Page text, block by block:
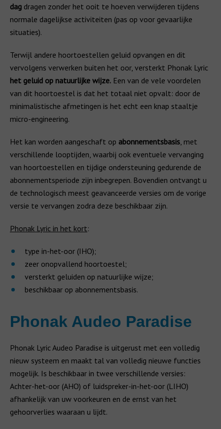
dag dragen zonder het ooit te hoeven verwijderen tijdens
normale dagelijkse activiteiten (pas op voor gevaarlijke
situaties).
Terwijl andere hoortoestellen geluid opvangen en dit
vervolgens verwerken buiten het oor, versterkt Phonak Lyric
het geluid op natuurlijke wijze. Een van de vele voordelen
van dit hoortoestel is dat het totaal niet opvalt: door de
minimalistische afmetingen is het echt een knap staaltje
micro-engineering.
Het kan worden aangeschaft op abonnementsbasis, met
verschillende looptijden, waarbij ook eventuele vervanging
van hoortoestellen en tijdige ondersteuning gedurende de
abonnementsperiode zijn inbegrepen. Bovendien ontvangt u
de technologisch meest geavanceerde versies om de vorige
versie te vervangen zodra deze beschikbaar zijn.
Phonak Lyric in het kort:
type in-het-oor (IHO);
zeer onopvallend hoortoestel;
versterkt geluiden op natuurlijke wijze;
beschikbaar op abonnementsbasis.
Phonak Audeo Paradise
Phonak Lyric Audeo Paradise is uitgerust met een volledig
nieuw systeem en maakt tal van volledig nieuwe functies
mogelijk. Is beschikbaar in twee verschillende versies:
Achter-het-oor (AHO) of luidspreker-in-het-oor (LIHO)
afhankelijk van uw voorkeuren en de ernst van het
gehoorverlies waaraan u lijdt.